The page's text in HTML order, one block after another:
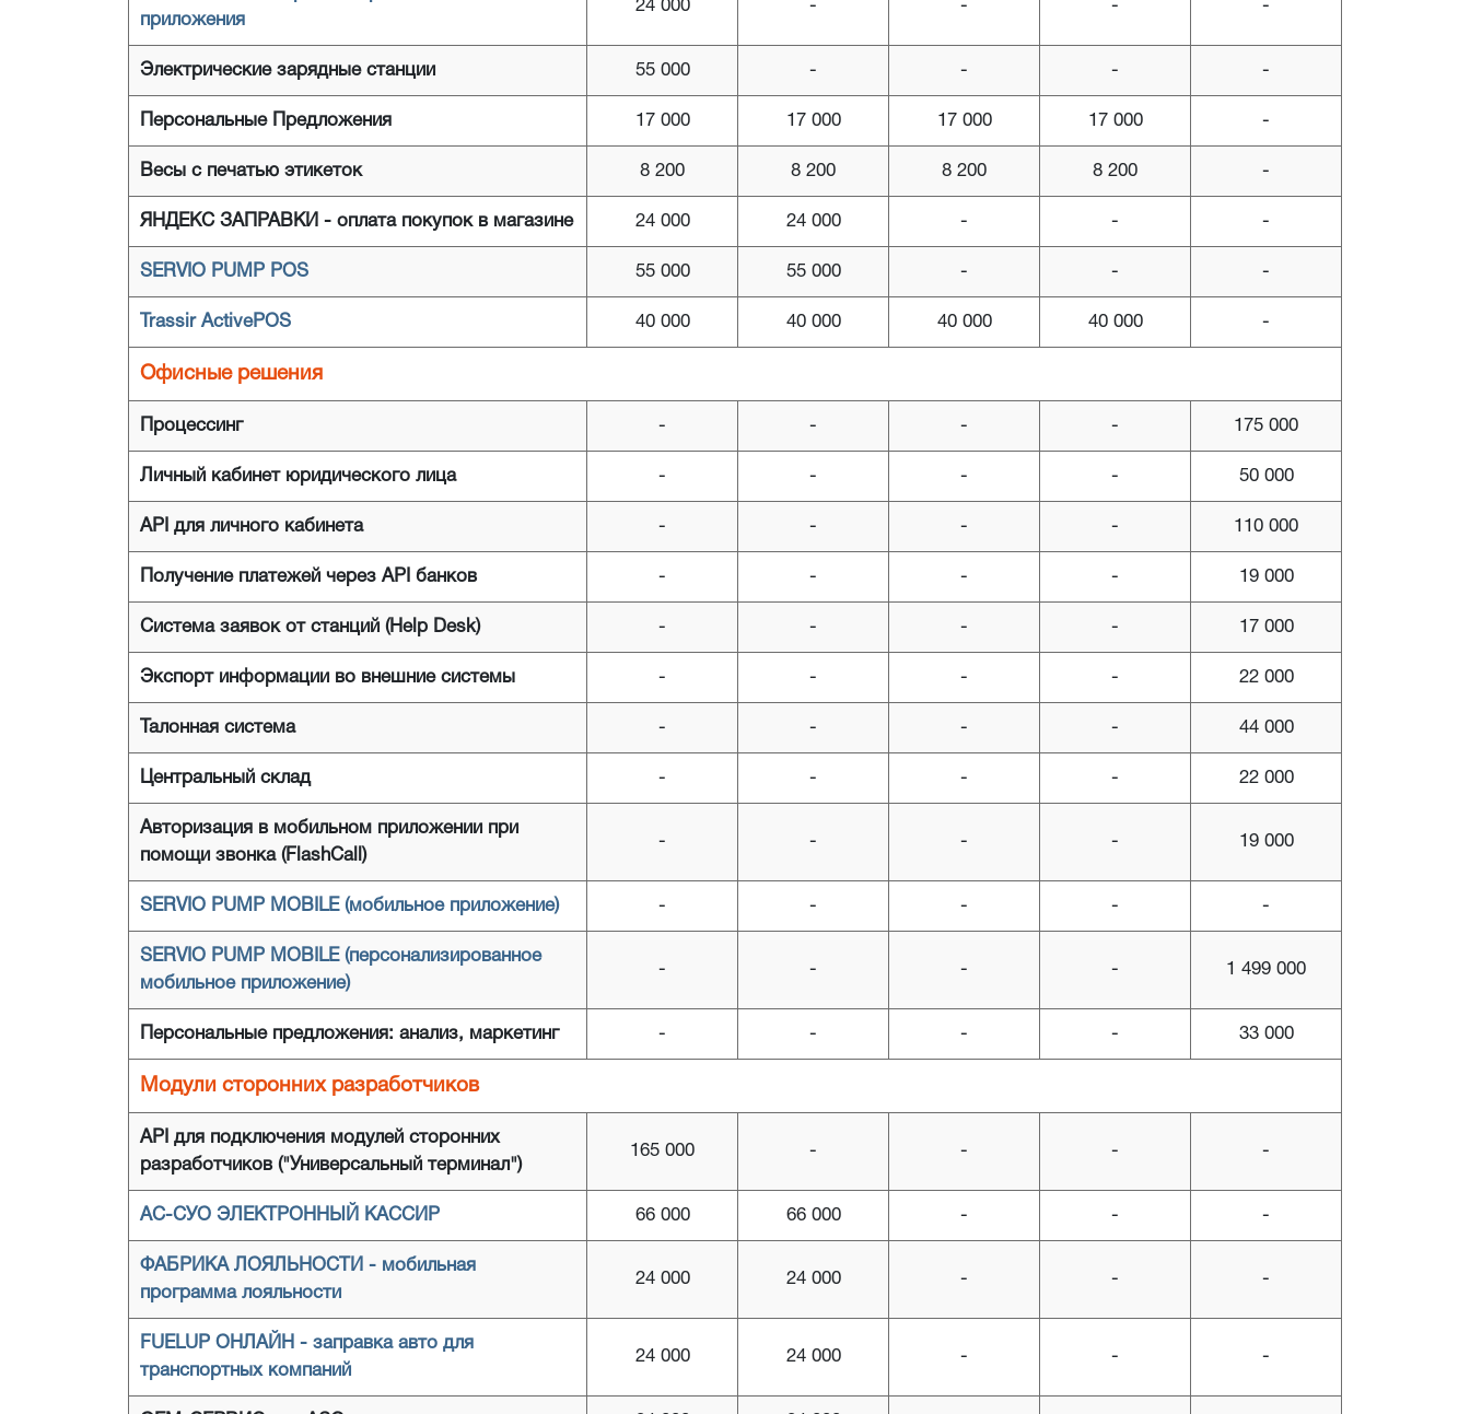
приложения
24 000 - - - -
Электрические зарядные станции 55 000 - - - -
Персональные Предложения 17 000 17 000 17 000 17 000 -
Весы с печатью этикеток 8 200 8 200 8 200 8 200 -
ЯНДЕКС ЗАПРАВКИ - оплата покупок в магазине 24 000 24 000 - - -
SERVIO PUMP POS 55 000 55 000 - - -
Trassir ActivePOS 40 000 40 000 40 000 40 000 -
Офисные решения
Процессинг - - - - 175 000
Личный кабинет юридического лица - - - - 50 000
API для личного кабинета - - - - 110 000
Получение платежей через API банков - - - - 19 000
Система заявок от станций (Help Desk) - - - - 17 000
Экспорт информации во внешние системы - - - - 22 000
Талонная система - - - - 44 000
Центральный склад - - - - 22 000
Авторизация в мобильном приложении при
помощи звонка (FlashCall)
- - - - 19 000
SERVIO PUMP MOBILE (мобильное приложение) - - - - -
SERVIO PUMP MOBILE (персонализированное
мобильное приложение)
- - - - 1 499 000
Персональные предложения: анализ, маркетинг - - - - 33 000
Модули сторонних разработчиков
API для подключения модулей сторонних
разработчиков ("Универсальный терминал")
165 000 - - - -
АС-СУО ЭЛЕКТРОННЫЙ КАССИР 66 000 66 000 - - -
ФАБРИКА ЛОЯЛЬНОСТИ - мобильная
программа лояльности
24 000 24 000 - - -
FUELUP ОНЛАЙН - заправка авто для
транспортных компаний
24 000 24 000 - - -